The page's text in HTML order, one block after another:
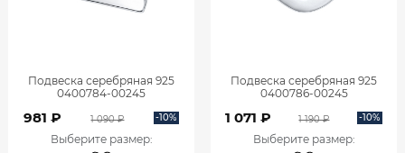
Подвеска серебряная 925
0400784-00245
981 ₽ 1 090 ₽ -10%
Выберите размер:
Подвеска серебряная 925
0400786-00245
1 071 ₽ 1 190 ₽ -10%
Выберите размер: